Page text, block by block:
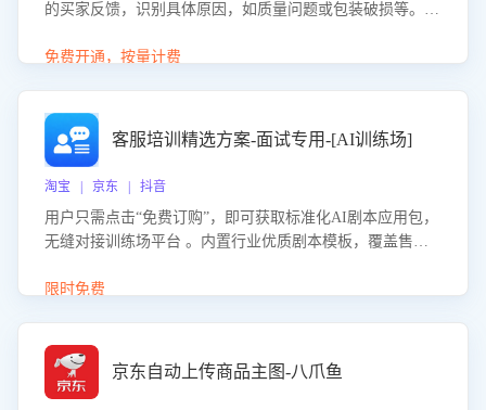
的买家反馈，识别具体原因，如质量问题或包装破损等。结
商家降低退款率，提升售后效率。
免费开通，按量计费
客服培训精选方案-面试专用-[AI训练场]
淘宝 | 京东 | 抖音
用户只需点击“免费订购”，即可获取标准化AI剧本应用包，
无缝对接训练场平台 。内置行业优质剧本模板，覆盖售前
初始化时间，助力企业快速启动智能客服训练
限时免费
京东自动上传商品主图-八爪鱼